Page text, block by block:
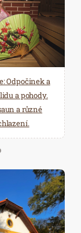
Bohuslav
16 hodin
v klasickém
kratší
závod
ze dvou
nebo dva
navíc vychází
která plně
účastníci
Odpočinek a
a pohody.
a různé
si od
a přijeďte
energii do
Lázní.